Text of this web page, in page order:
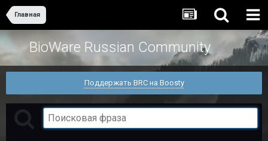
Главная
BioWare Russian Community
Поддержать BRC на Boosty